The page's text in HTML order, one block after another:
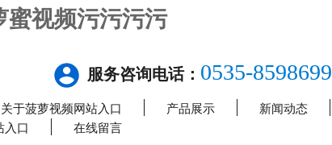
视频污污污污
服务咨询电话： 0535-8598699
关于菠萝视频网站入口 产品展示
新闻动态
入口
在线留言